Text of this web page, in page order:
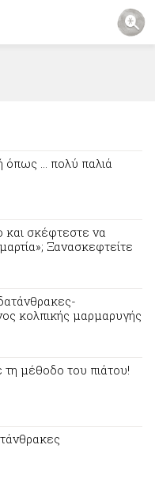
όπως … πολύ παλιά
και σκέφτεστε να
Ξανασκεφτείτε
κολπικής μαρμαρυγής
τη μέθοδο του πιάτου!